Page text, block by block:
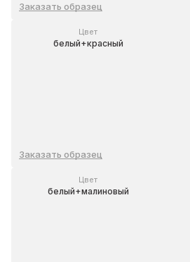
Заказать образец
Цвет
белый+красный
Заказать образец
Цвет
белый+малиновый